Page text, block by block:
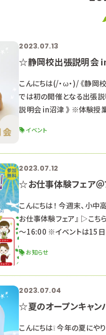
2023.07.13
☆静岡校出張説明会
こんにちは(/・ω・)/ 《静
では初の開催となる出張説
説明会 in沼津 》 ※体験授
～１２：３０（受付 １０：１０
イベント
2023.07.12
☆お仕事体験フェア
こんにちは！ 今週末、小中
お仕事体験フェア』 ▷
～16:00 ※イベントは15日
意ください。 内容：☆ト
お知らせ
2023.07.04
☆夏のオープンキャ
こんにちは❕ 今年の夏に